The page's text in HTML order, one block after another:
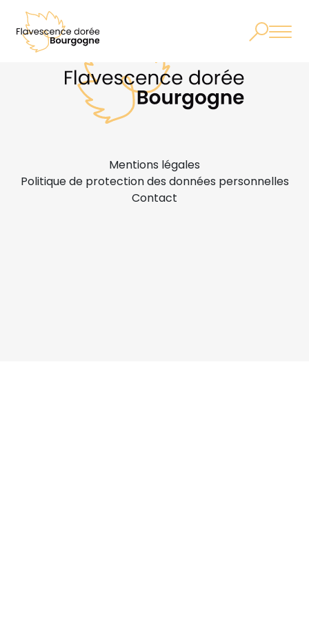
Mentions légales
Politique de protection des données personnelles
Contact